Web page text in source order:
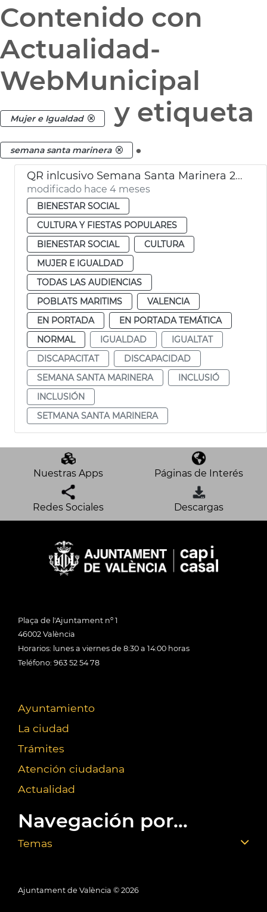
Contenido con
Actualidad-
WebMunicipal
Mujer e Igualdad y etiqueta
semana santa marinera .
QR inlcusivo Semana Santa Marinera 2026
modificado hace 4 meses
BIENESTAR SOCIAL
CULTURA Y FIESTAS POPULARES
BIENESTAR SOCIAL
CULTURA
MUJER E IGUALDAD
TODAS LAS AUDIENCIAS
POBLATS MARITIMS
VALENCIA
EN PORTADA
EN PORTADA TEMÁTICA
NORMAL
IGUALDAD
IGUALTAT
DISCAPACITAT
DISCAPACIDAD
SEMANA SANTA MARINERA
INCLUSIÓ
INCLUSIÓN
SETMANA SANTA MARINERA
Nuestras Apps Páginas de Interés
Redes Sociales Descargas
Plaça de l'Ajuntament nº 1
46002 València
Horarios: lunes a viernes de 8:30 a 14:00 horas
Teléfono: 963 52 54 78
Ayuntamiento
La ciudad
Trámites
Atención ciudadana
Actualidad
Navegación por...
Temas
Ajuntament de València © 2026